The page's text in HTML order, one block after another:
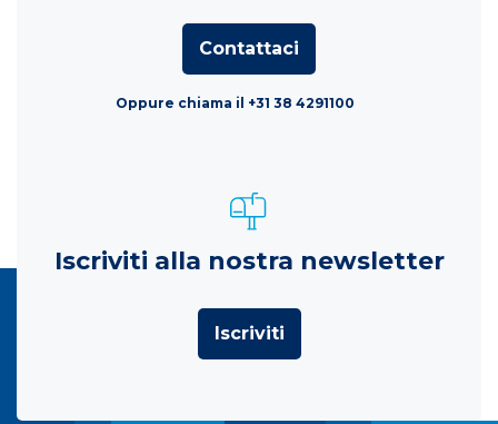
Contattaci
Oppure chiama il +31 38 4291100
Iscriviti alla nostra newsletter
Iscriviti